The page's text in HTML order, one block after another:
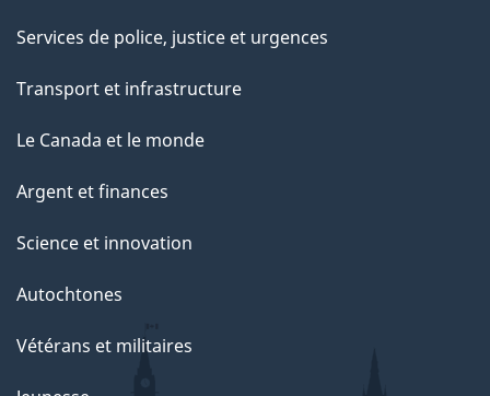
Services de police, justice et urgences
Transport et infrastructure
Le Canada et le monde
Argent et finances
Science et innovation
Autochtones
Vétérans et militaires